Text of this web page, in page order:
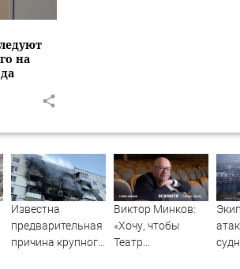
на
Известна
предварительная
причина крупного
Виктор Минков:
«Хочу, чтобы
Театр